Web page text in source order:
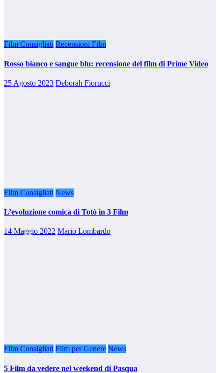
Film Consigliati Recensioni Film
Rosso bianco e sangue blu: recensione del film di Prime Video
25 Agosto 2023 Deborah Fiorucci
Film Consigliati News
L’evoluzione comica di Totò in 3 Film
14 Maggio 2022 Mario Lombardo
Film Consigliati Film per Genere News
5 Film da vedere nel weekend di Pasqua